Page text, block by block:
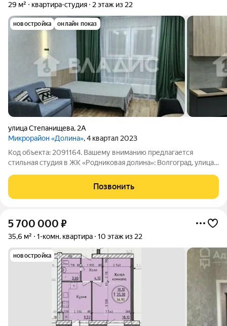
29 м² квартира-студия 2 этаж из 22
новостройка онлайн показ
улица Степанищева, 2А
Микрорайон «Долина», 4 квартал 2023
Код объекта: 2091164. Вашему вниманию предлагается
стильная студия в ЖК «Родниковая долина»: Волгоград, улица
удобно для семей с детьми, пожилых людей и тех, кто ценит
быстрый доступ без
Позвонить
5 700 000 ₽
35,6 м² 1-комн. квартира 10 этаж из 22
новостройка